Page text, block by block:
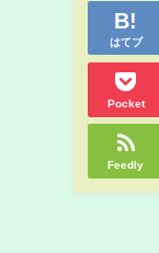
はてブ
Pocket
Feedly